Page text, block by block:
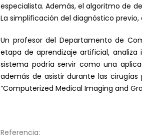
especialista. Además, el algoritmo de
La simplificación del diagnóstico
Un profesor del Departamento de
etapa de aprendizaje artificial,
sistema podría servir como una
además de asistir durante las
“Computerized Medical Imaging and
Referencia: